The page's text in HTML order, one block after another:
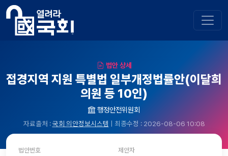
법안 상세
접경지역 지원 특별법 일부개정법률안(이달희
의원 등 10인)
행정안전위원회
자료출처 :국회 의안정보시스템 | 최종수정 : 2026-08-06 10:08
법안번호 제안자